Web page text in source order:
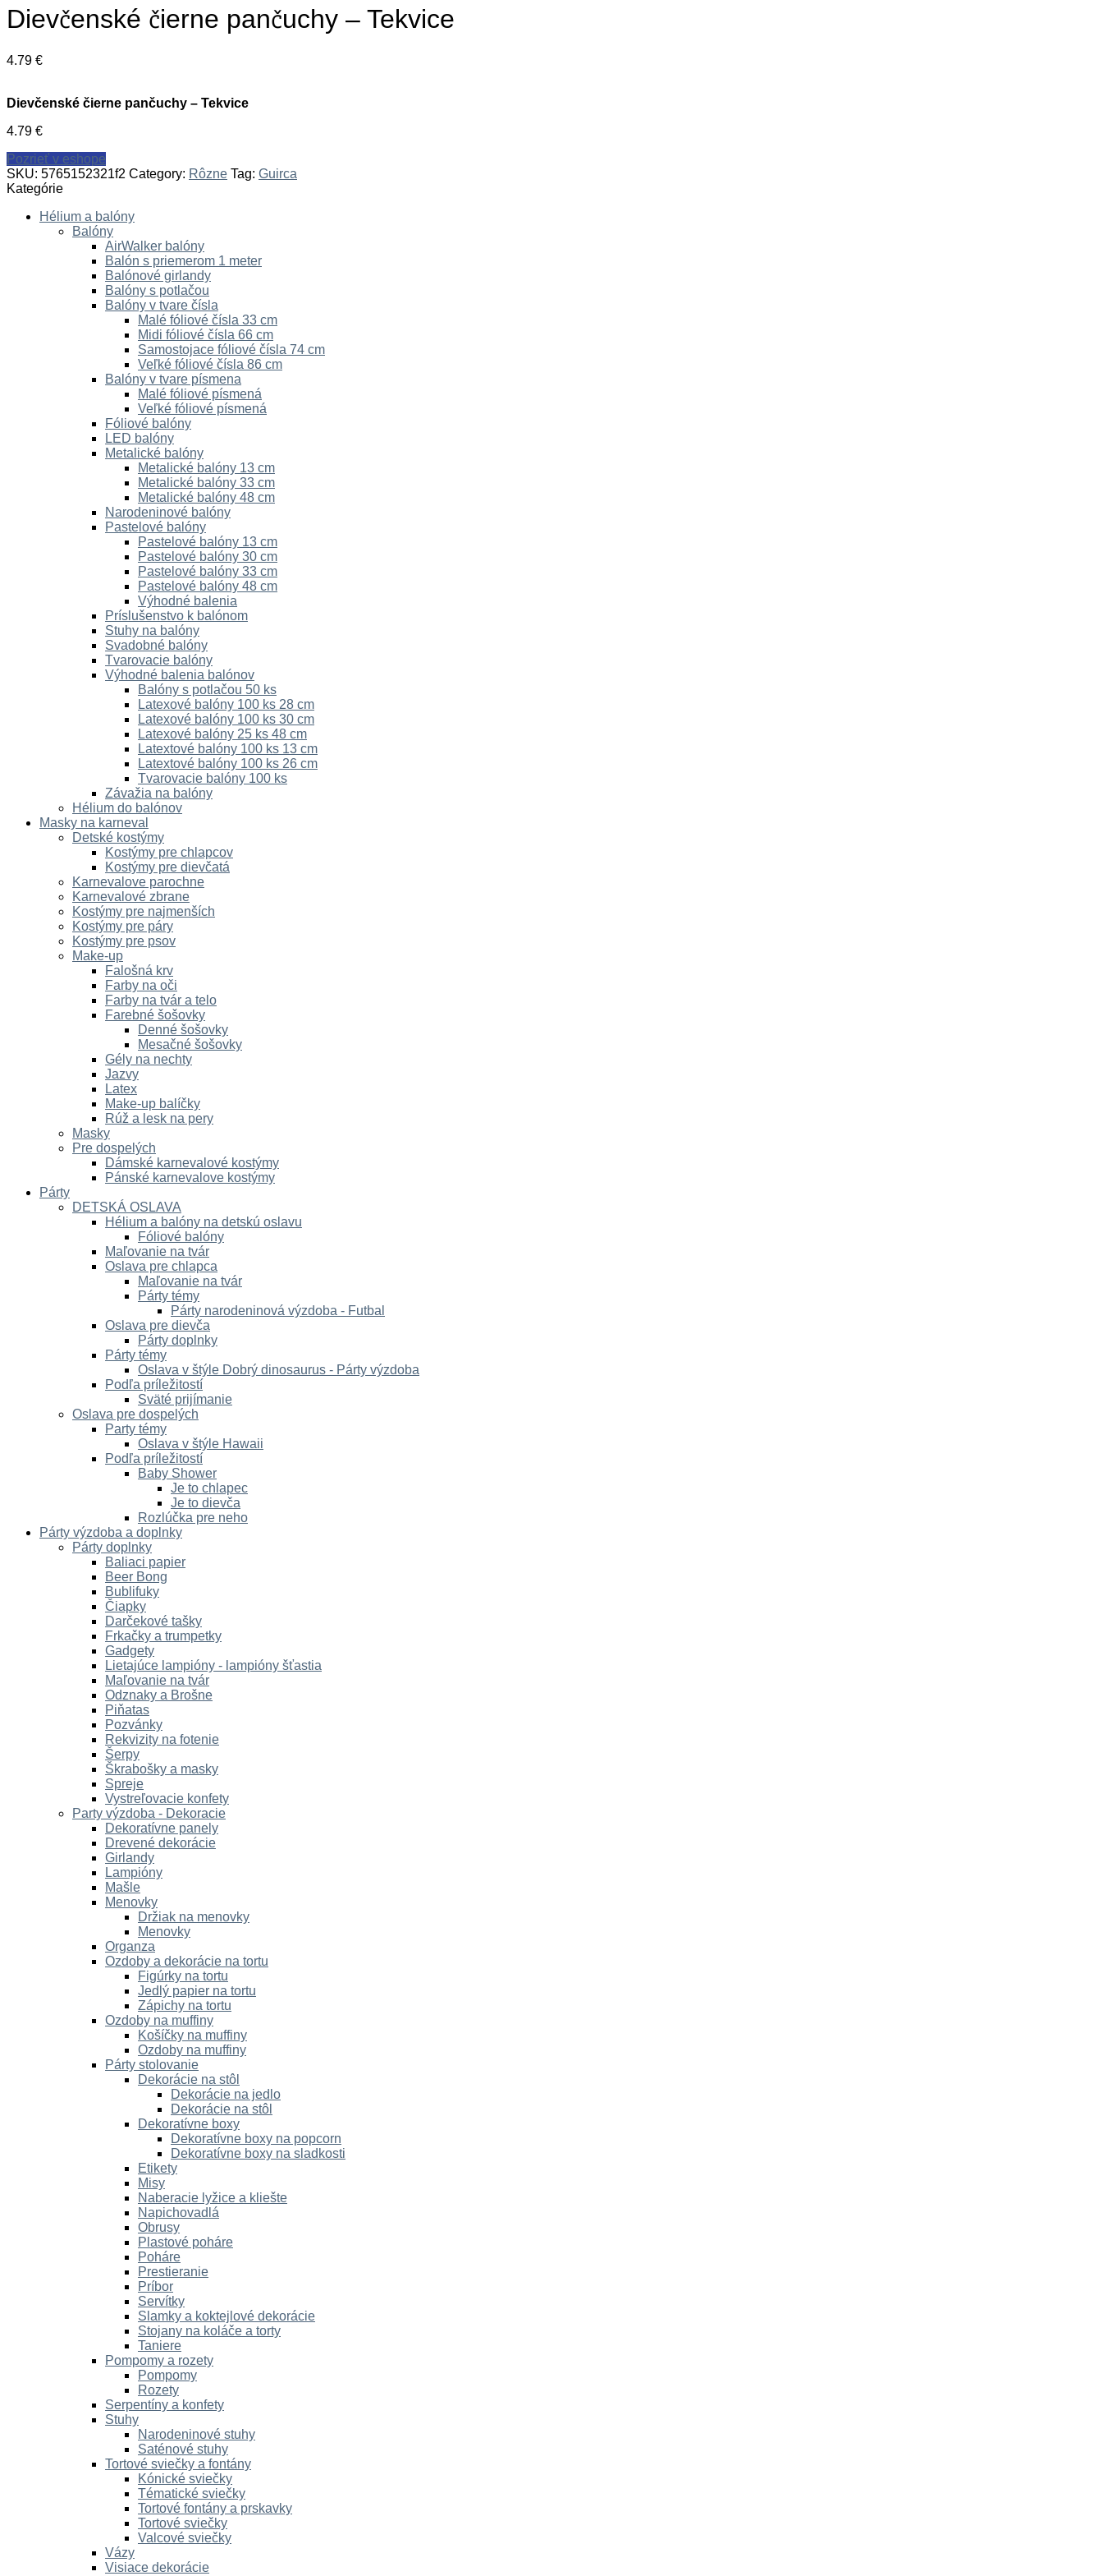
Dievčenské čierne pančuchy – Tekvice
4.79 €
Dievčenské čierne pančuchy – Tekvice
4.79 €
Pozrieť v eshope
SKU: 5765152321f2 Category: Rôzne Tag: Guirca
Kategórie
Hélium a balóny
Balóny
AirWalker balóny
Balón s priemerom 1 meter
Balónové girlandy
Balóny s potlačou
Balóny v tvare čísla
Malé fóliové čísla 33 cm
Midi fóliové čísla 66 cm
Samostojace fóliové čísla 74 cm
Veľké fóliové čísla 86 cm
Balóny v tvare písmena
Malé fóliové písmená
Veľké fóliové písmená
Fóliové balóny
LED balóny
Metalické balóny
Metalické balóny 13 cm
Metalické balóny 33 cm
Metalické balóny 48 cm
Narodeninové balóny
Pastelové balóny
Pastelové balóny 13 cm
Pastelové balóny 30 cm
Pastelové balóny 33 cm
Pastelové balóny 48 cm
Výhodné balenia
Príslušenstvo k balónom
Stuhy na balóny
Svadobné balóny
Tvarovacie balóny
Výhodné balenia balónov
Balóny s potlačou 50 ks
Latexové balóny 100 ks 28 cm
Latexové balóny 100 ks 30 cm
Latexové balóny 25 ks 48 cm
Latextové balóny 100 ks 13 cm
Latextové balóny 100 ks 26 cm
Tvarovacie balóny 100 ks
Závažia na balóny
Hélium do balónov
Masky na karneval
Detské kostýmy
Kostýmy pre chlapcov
Kostýmy pre dievčatá
Karnevalove parochne
Karnevalové zbrane
Kostýmy pre najmenších
Kostýmy pre páry
Kostýmy pre psov
Make-up
Falošná krv
Farby na oči
Farby na tvár a telo
Farebné šošovky
Denné šošovky
Mesačné šošovky
Gély na nechty
Jazvy
Latex
Make-up balíčky
Rúž a lesk na pery
Masky
Pre dospelých
Dámské karnevalové kostýmy
Pánské karnevalove kostýmy
Párty
DETSKÁ OSLAVA
Hélium a balóny na detskú oslavu
Fóliové balóny
Maľovanie na tvár
Oslava pre chlapca
Maľovanie na tvár
Párty témy
Párty narodeninová výzdoba - Futbal
Oslava pre dievča
Párty doplnky
Párty témy
Oslava v štýle Dobrý dinosaurus - Párty výzdoba
Podľa príležitostí
Sväté prijímanie
Oslava pre dospelých
Party témy
Oslava v štýle Hawaii
Podľa príležitostí
Baby Shower
Je to chlapec
Je to dievča
Rozlúčka pre neho
Párty výzdoba a doplnky
Párty doplnky
Baliaci papier
Beer Bong
Bublifuky
Čiapky
Darčekové tašky
Frkačky a trumpetky
Gadgety
Lietajúce lampióny - lampióny šťastia
Maľovanie na tvár
Odznaky a Brošne
Piňatas
Pozvánky
Rekvizity na fotenie
Šerpy
Škrabošky a masky
Spreje
Vystreľovacie konfety
Party výzdoba - Dekoracie
Dekoratívne panely
Drevené dekorácie
Girlandy
Lampióny
Mašle
Menovky
Držiak na menovky
Menovky
Organza
Ozdoby a dekorácie na tortu
Figúrky na tortu
Jedlý papier na tortu
Zápichy na tortu
Ozdoby na muffiny
Košíčky na muffiny
Ozdoby na muffiny
Párty stolovanie
Dekorácie na stôl
Dekorácie na jedlo
Dekorácie na stôl
Dekoratívne boxy
Dekoratívne boxy na popcorn
Dekoratívne boxy na sladkosti
Etikety
Misy
Naberacie lyžice a kliešte
Napichovadlá
Obrusy
Plastové poháre
Poháre
Prestieranie
Príbor
Servítky
Slamky a koktejlové dekorácie
Stojany na koláče a torty
Taniere
Pompomy a rozety
Pompomy
Rozety
Serpentíny a konfety
Stuhy
Narodeninové stuhy
Saténové stuhy
Tortové sviečky a fontány
Kónické sviečky
Tématické sviečky
Tortové fontány a prskavky
Tortové sviečky
Valcové sviečky
Vázy
Visiace dekorácie